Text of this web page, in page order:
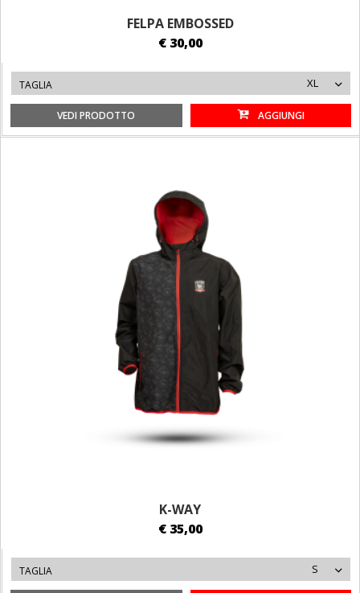
FELPA EMBOSSED
€ 30,00
TAGLIA XL
VEDI PRODOTTO AGGIUNGI
K-WAY
€ 35,00
TAGLIA S